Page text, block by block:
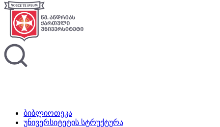
ბიბლიოთეკა
უნივერსიტეტის სტრუქტურა